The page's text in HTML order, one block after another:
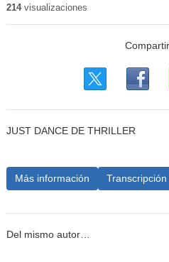
214visualizaciones
JUST DANCE DE THRILLER
Más información Transcripción
Del mismo autor…